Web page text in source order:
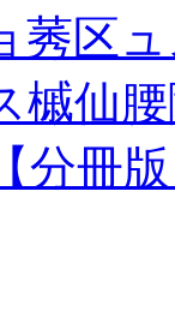
莠区
槭仙
分冊